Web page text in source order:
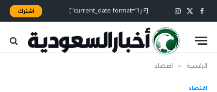
فيسبوك
X
(Twitter)
الانستغرام [current_date format="l j F"] اشترك
الرئيسية » اقتصاد
اقتصاد